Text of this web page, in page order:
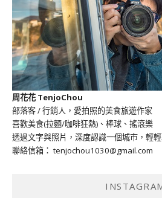
周花花 TenjoChou
部落客 / 行銷人，愛拍照的美食旅遊作家
喜歡美食(拉麵/咖啡狂熱)、棒球、搖滾樂
透過文字與照片，深度認識一個城市，輕
聯絡信箱： tenjochou1030@gmail.com